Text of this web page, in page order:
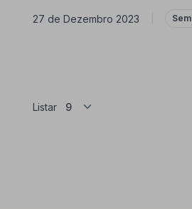
27 de Dezembro 2023
Listar